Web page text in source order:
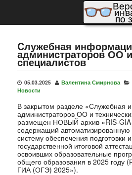
по
Cлужебная
администраторов ОО
специалистов
05.03.2025 Валентина Смирнова
Новости
В закрытом разделе «Служебная
администраторов ОО и
размещен НОВЫЙ архив «RIS-
содержащий
систему обеспечения подготовки
государственной итоговой
освоивших образовательные
общего образования в 2025 году
ГИА (ОГЭ) 2025»).